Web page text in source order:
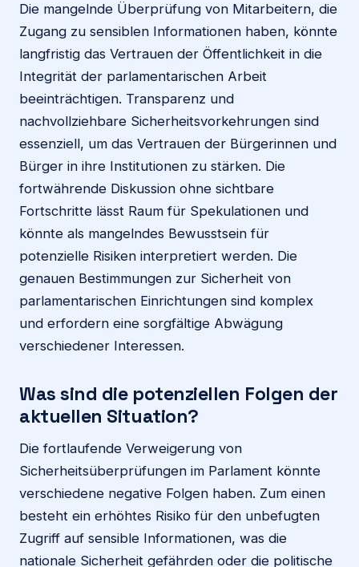
Die mangelnde Überprüfung von Mitarbeitern, die
Zugang zu sensiblen Informationen haben, könnte
langfristig das Vertrauen der Öffentlichkeit in die
Integrität der parlamentarischen Arbeit
beeinträchtigen. Transparenz und
nachvollziehbare Sicherheitsvorkehrungen sind
essenziell, um das Vertrauen der Bürgerinnen und
Bürger in ihre Institutionen zu stärken. Die
fortwährende Diskussion ohne sichtbare
Fortschritte lässt Raum für Spekulationen und
könnte als mangelndes Bewusstsein für
potenzielle Risiken interpretiert werden. Die
genauen Bestimmungen zur Sicherheit von
parlamentarischen Einrichtungen sind komplex
und erfordern eine sorgfältige Abwägung
verschiedener Interessen.
Was sind die potenziellen Folgen der
aktuellen Situation?
Die fortlaufende Verweigerung von
Sicherheitsüberprüfungen im Parlament könnte
verschiedene negative Folgen haben. Zum einen
besteht ein erhöhtes Risiko für den unbefugten
Zugriff auf sensible Informationen, was die
nationale Sicherheit gefährden oder die politische